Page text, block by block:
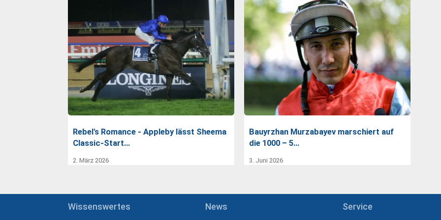
Rebel's Romance - Appleby lässt Sheema
Classic-Start…
2. März 2026
Bauyrzhan Murzabayev marschiert auf
die 1000 – 5…
3. Juni 2026
Wissenswertes News Service